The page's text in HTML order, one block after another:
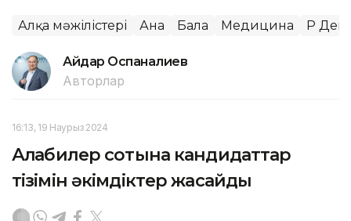
Алқа мәжілістері Ана Бала Медицина ҚР
Айдар Оспаналиев
Авторлар
16:13, 19 Наурыз 2024
Алқабилер сотына кандидаттар
тізімін әкімдіктер жасайды